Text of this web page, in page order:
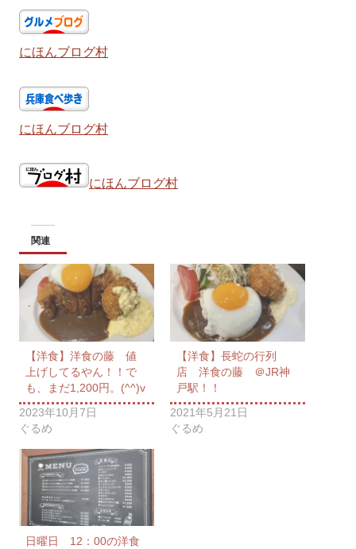
にほんブログ村
にほんブログ村
にほんブログ村
関連
【洋食】洋食の藤 値
上げしてるやん！！で
も、まだ1,200円。(^^)v
2023年10月7日
ぐるめ
【洋食】長蛇の行列
店 洋食の藤 ＠JR神
戸駅！！
2021年5月21日
ぐるめ
日曜日 12：00の洋食